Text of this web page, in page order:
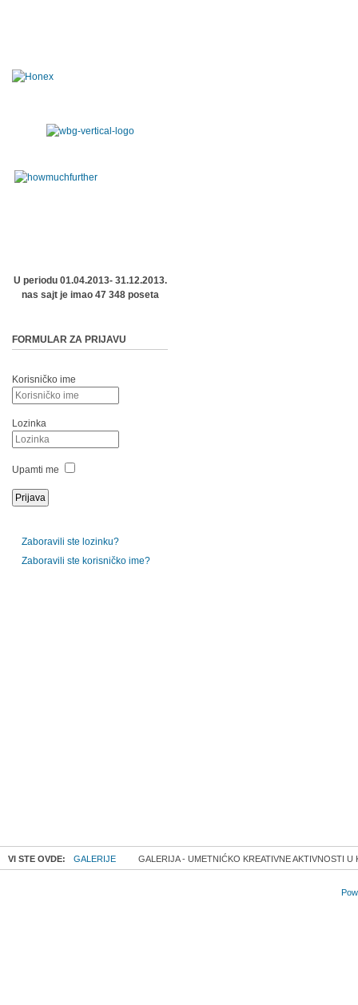
U periodu 01.04.2013- 31.12.2013.
nas sajt je imao 47 348 poseta
FORMULAR ZA PRIJAVU
Korisničko ime
Lozinka
Upamti me
Zaboravili ste lozinku?
Zaboravili ste korisničko ime?
VI STE OVDE: GALERIJE GALERIJA - UMETNIĆKO KREATIVNE AKTIVNOSTI U